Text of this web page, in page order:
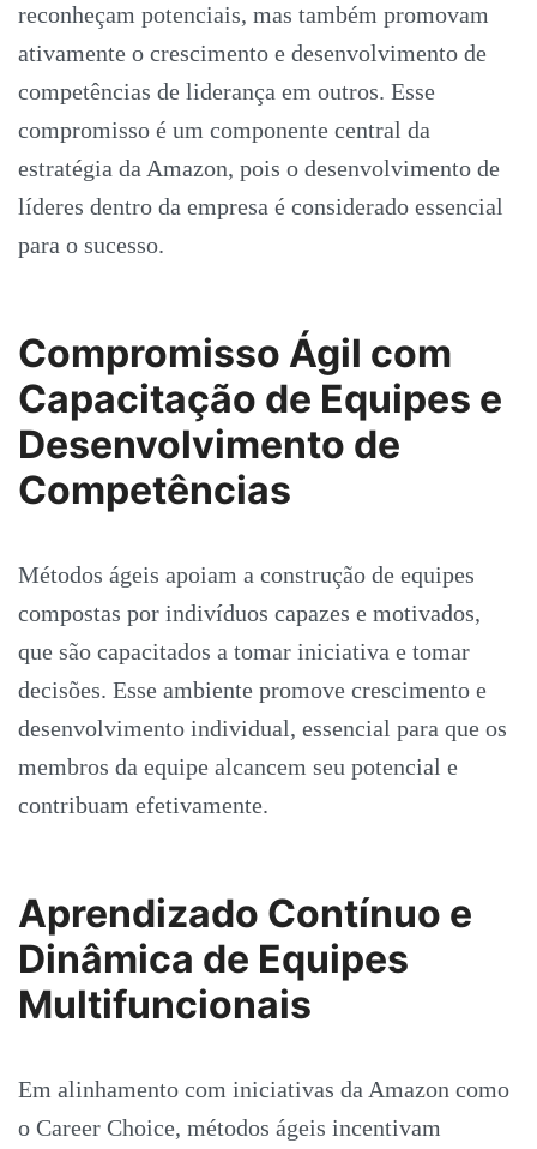
reconheçam potenciais, mas também promovam
ativamente o crescimento e desenvolvimento de
competências de liderança em outros. Esse
compromisso é um componente central da
estratégia da Amazon, pois o desenvolvimento de
líderes dentro da empresa é considerado essencial
para o sucesso.
Compromisso Ágil com
Capacitação de Equipes e
Desenvolvimento de
Competências
Métodos ágeis apoiam a construção de equipes
compostas por indivíduos capazes e motivados,
que são capacitados a tomar iniciativa e tomar
decisões. Esse ambiente promove crescimento e
desenvolvimento individual, essencial para que os
membros da equipe alcancem seu potencial e
contribuam efetivamente.
Aprendizado Contínuo e
Dinâmica de Equipes
Multifuncionais
Em alinhamento com iniciativas da Amazon como
o Career Choice, métodos ágeis incentivam